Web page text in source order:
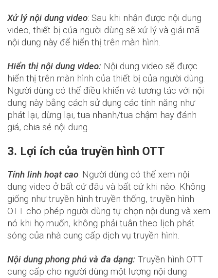
Xử lý nội dung video: Sau khi nhận được nội dung
video, thiết bị của người dùng sẽ xử lý và giải mã
nội dung này để hiển thị trên màn hình.
Hiển thị nội dung video: Nội dung video sẽ được
hiển thị trên màn hình của thiết bị của người dùng.
Người dùng có thể điều khiển và tương tác với nội
dung này bằng cách sử dụng các tính năng như
phát lại, dừng lại, tua nhanh/tua chậm hay đánh
giá, chia sẻ nội dung.
3. Lợi ích của truyền hình OTT
Tính linh hoạt cao: Người dùng có thể xem nội
dung video ở bất cứ đâu và bất cứ khi nào. Không
giống như truyền hình truyền thống, truyền hình
OTT cho phép người dùng tự chọn nội dung và xem
nó khi họ muốn, không phải tuân theo lịch phát
sóng của nhà cung cấp dịch vụ truyền hình.
Nội dung phong phú và đa dạng: Truyền hình OTT
cung cấp cho người dùng một lượng nội dung